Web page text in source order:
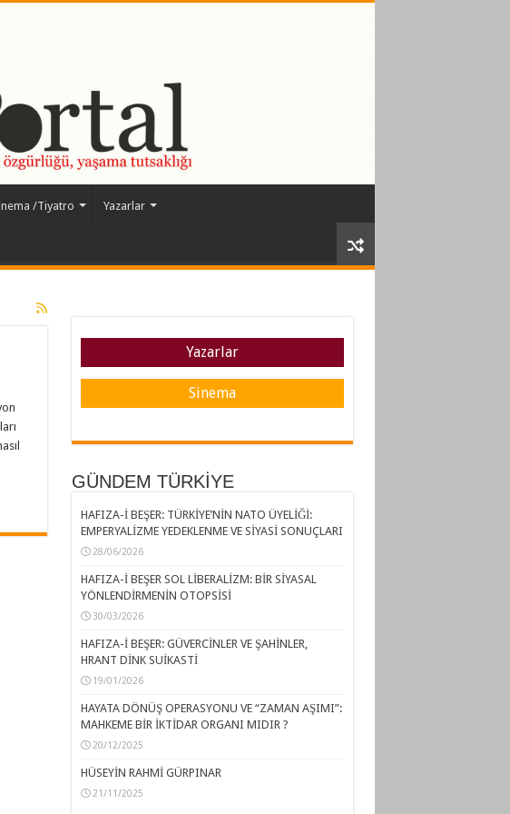
/Tiyatro Yazarlar
Yazarlar
Sinema
GÜNDEM TÜRKİYE
HAFIZA-İ BEŞER: TÜRKİYE’NİN NATO ÜYELİĞİ:
EMPERYALİZME YEDEKLENME VE SİYASİ SONUÇLARI
28/06/2026
HAFIZA-İ BEŞER SOL LİBERALİZM: BİR SİYASAL
YÖNLENDİRMENİN OTOPSİSİ
30/03/2026
HAFIZA-İ BEŞER: GÜVERCİNLER VE ŞAHİNLER,
HRANT DİNK SUİKASTİ
19/01/2026
HAYATA DÖNÜŞ OPERASYONU VE “ZAMAN AŞIMI”:
MAHKEME BİR İKTİDAR ORGANI MIDIR ?
20/12/2025
HÜSEYİN RAHMİ GÜRPINAR
21/11/2025